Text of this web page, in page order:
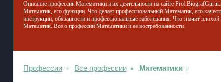
Описание профессии Математики и их деятельности на сайте
Математик, его функции. Что делает профессиональный Математик, его
инструкции, обязанности и профессиональные заболевания. Что значит
Математик. Все о профессии Математики и ее востребованности.
Профессии Все профессии Математики